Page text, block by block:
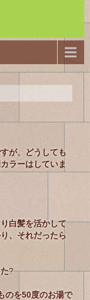
が、どうしても
ラーはしていま
白髪を活かして
、それだったら
?
のを50度のお湯で